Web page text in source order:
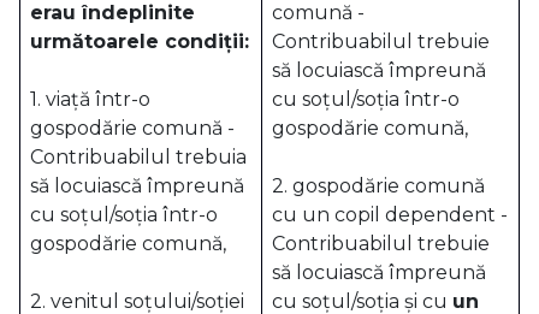
erau îndeplinite
următoarele condiții:
1. viață într-o
gospodărie comună -
Contribuabilul trebuia
să locuiască împreună
cu soțul/soția într-o
gospodărie comună,
2. venitul soțului/soției
comună -
Contribuabilul trebuie
să locuiască împreună
cu soțul/soția într-o
gospodărie comună,
2. gospodărie comună
cu un copil dependent -
Contribuabilul trebuie
să locuiască împreună
cu soțul/soția și cu un